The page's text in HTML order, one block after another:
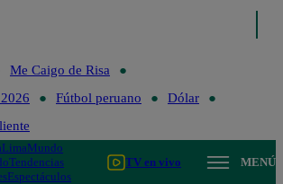
Me Caigo de Risa
Fútbol peruano
Dólar
LimaMundo
Tendencias
Espectáculos
TV en vivo MENÚ